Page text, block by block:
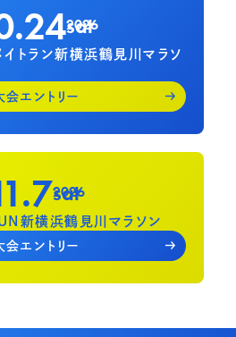
2026
sat
トラン新横浜鶴見川マラソ
会エントリー
2026
sat
新横浜鶴見川マラソン
会エントリー